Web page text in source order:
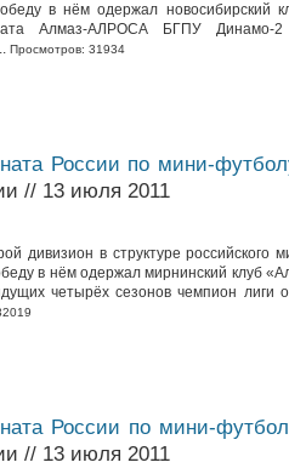
в нём одержал новосибирский
Алмаз-АЛРОСА БГПУ Динамо-
Просмотров: 31934
России по мини-
// 13 июля 2011
дивизион в структуре российского
в нём одержал мирнинский клуб
четырёх сезонов чемпион лиги
России по мини-
// 13 июля 2011